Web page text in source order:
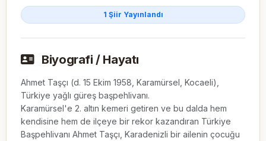
1 Şiir Yayınlandı
Biyografi / Hayatı
Ahmet Taşçı (d. 15 Ekim 1958, Karamürsel, Kocaeli),
Türkiye yağlı güreş başpehlivanı.
Karamürsel'e 2. altın kemeri getiren ve bu dalda hem
kendisine hem de ilçeye bir rekor kazandıran Türkiye
Başpehlivanı Ahmet Taşçı, Karadenizli bir ailenin çocuğu